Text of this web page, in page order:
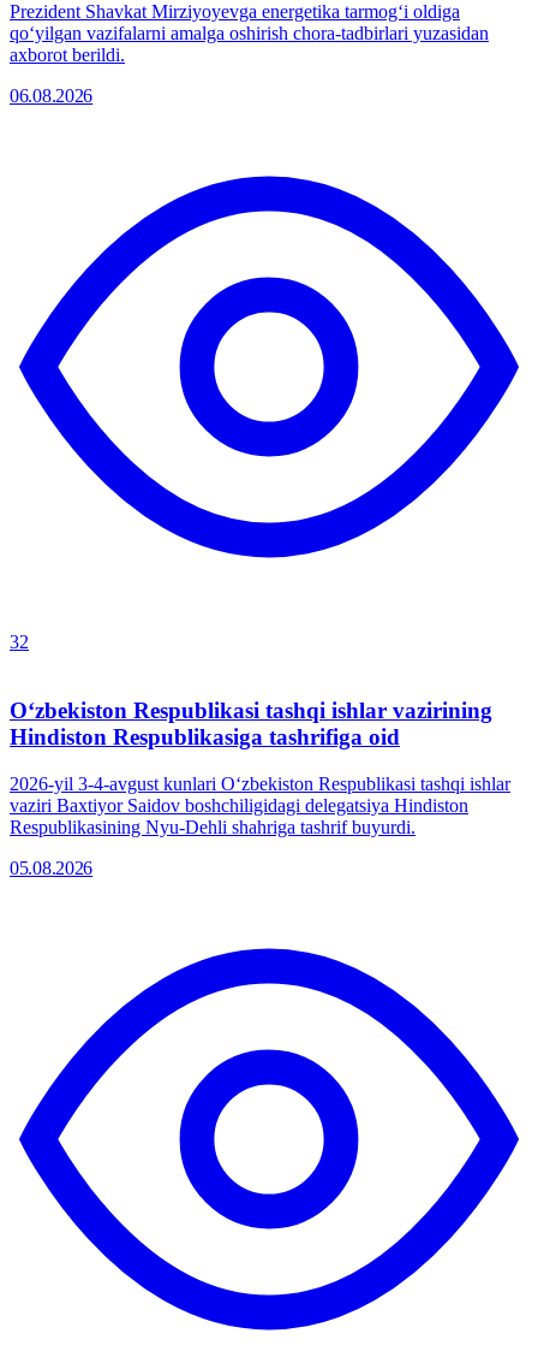
Prezident Shavkat Mirziyoyevga energetika tarmogʻi oldiga
qoʻyilgan vazifalarni amalga oshirish chora-tadbirlari yuzasidan
axborot berildi.
06.08.2026
32
O‘zbekiston Respublikasi tashqi ishlar vazirining
Hindiston Respublikasiga tashrifiga oid
2026-yil 3-4-avgust kunlari O‘zbekiston Respublikasi tashqi ishlar
vaziri Baxtiyor Saidov boshchiligidagi delegatsiya Hindiston
Respublikasining Nyu-Dehli shahriga tashrif buyurdi.
05.08.2026